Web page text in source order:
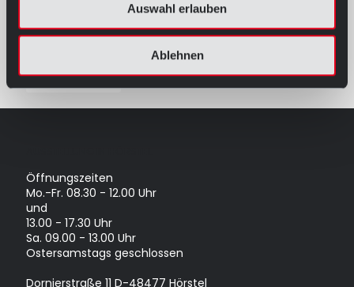
Auswahl erlauben
Ablehnen
Inclusive living in Ingolstadt
Read more
Öffnungszeiten
Mo.-Fr. 08.30 - 12.00 Uhr
und
13.00 - 17.30 Uhr
Sa. 09.00 - 13.00 Uhr
Ostersamstags geschlossen
Dornierstraße 11 D-48477 Hörstel